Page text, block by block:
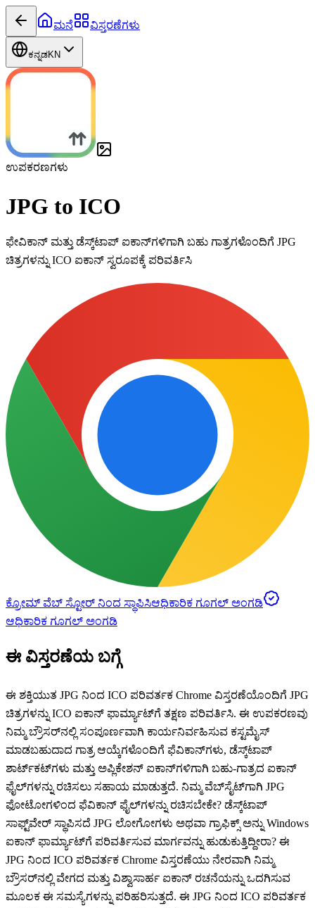
ಮನೆ ವಿಸ್ತರಣೆಗಳು
ಕನ್ನಡKN
ಉಪಕರಣಗಳು
JPG to ICO
ಫೇವಿಕಾನ್ ಮತ್ತು ಡೆಸ್ಕ್‌ಟಾಪ್ ಐಕಾನ್‌ಗಳಿಗಾಗಿ ಬಹು ಗಾತ್ರಗಳೊಂದಿಗೆ JPG
ಚಿತ್ರಗಳನ್ನು ICO ಐಕಾನ್ ಸ್ವರೂಪಕ್ಕೆ ಪರಿವರ್ತಿಸಿ
ಕ್ರೋಮ್ ವೆಬ್ ಸ್ಟೋರ್ ನಿಂದ ಸ್ಥಾಪಿಸಿಆಧಿಕಾರಿಕ ಗೂಗಲ್ ಅಂಗಡಿ
ಆಧಿಕಾರಿಕ ಗೂಗಲ್ ಅಂಗಡಿ
ಈ ವಿಸ್ತರಣೆಯ ಬಗ್ಗೆ
ಈ ಶಕ್ತಿಯುತ JPG ನಿಂದ ICO ಪರಿವರ್ತಕ Chrome ವಿಸ್ತರಣೆಯೊಂದಿಗೆ JPG
ಚಿತ್ರಗಳನ್ನು ICO ಐಕಾನ್ ಫಾರ್ಮ್ಯಾಟ್‌ಗೆ ತಕ್ಷಣ ಪರಿವರ್ತಿಸಿ. ಈ ಉಪಕರಣವು
ನಿಮ್ಮ ಬ್ರೌಸರ್‌ನಲ್ಲಿ ಸಂಪೂರ್ಣವಾಗಿ ಕಾರ್ಯನಿರ್ವಹಿಸುವ ಕಸ್ಟಮೈಸ್
ಮಾಡಬಹುದಾದ ಗಾತ್ರ ಆಯ್ಕೆಗಳೊಂದಿಗೆ ಫೆವಿಕಾನ್‌ಗಳು, ಡೆಸ್ಕ್‌ಟಾಪ್
ಶಾರ್ಟ್‌ಕಟ್‌ಗಳು ಮತ್ತು ಅಪ್ಲಿಕೇಶನ್ ಐಕಾನ್‌ಗಳಿಗಾಗಿ ಬಹು-ಗಾತ್ರದ ಐಕಾನ್
ಫೈಲ್‌ಗಳನ್ನು ರಚಿಸಲು ಸಹಾಯ ಮಾಡುತ್ತದೆ. ನಿಮ್ಮ ವೆಬ್‌ಸೈಟ್‌ಗಾಗಿ JPG
ಫೋಟೋಗಳಿಂದ ಫೆವಿಕಾನ್ ಫೈಲ್‌ಗಳನ್ನು ರಚಿಸಬೇಕೇ? ಡೆಸ್ಕ್‌ಟಾಪ್
ಸಾಫ್ಟ್‌ವೇರ್ ಸ್ಥಾಪಿಸದೆ JPG ಲೋಗೋಗಳು ಅಥವಾ ಗ್ರಾಫಿಕ್ಸ್ ಅನ್ನು Windows
ಐಕಾನ್ ಫಾರ್ಮ್ಯಾಟ್‌ಗೆ ಪರಿವರ್ತಿಸುವ ಮಾರ್ಗವನ್ನು ಹುಡುಕುತ್ತಿದ್ದೀರಾ? ಈ
JPG ನಿಂದ ICO ಪರಿವರ್ತಕ Chrome ವಿಸ್ತರಣೆಯು ನೇರವಾಗಿ ನಿಮ್ಮ
ಬ್ರೌಸರ್‌ನಲ್ಲಿ ವೇಗದ ಮತ್ತು ವಿಶ್ವಾಸಾರ್ಹ ಐಕಾನ್ ರಚನೆಯನ್ನು ಒದಗಿಸುವ
ಮೂಲಕ ಈ ಸಮಸ್ಯೆಗಳನ್ನು ಪರಿಹರಿಸುತ್ತದೆ. ಈ JPG ನಿಂದ ICO ಪರಿವರ್ತಕ